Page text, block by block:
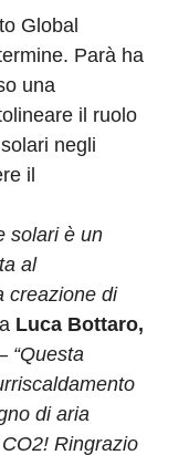
Global
Parà ha
una
il ruolo
negli
il
solari è un
al
creazione di
Luca Bottaro,
“Questa
di aria
Ringrazio